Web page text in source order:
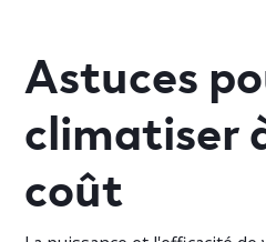
Astuces
climatiser
coût